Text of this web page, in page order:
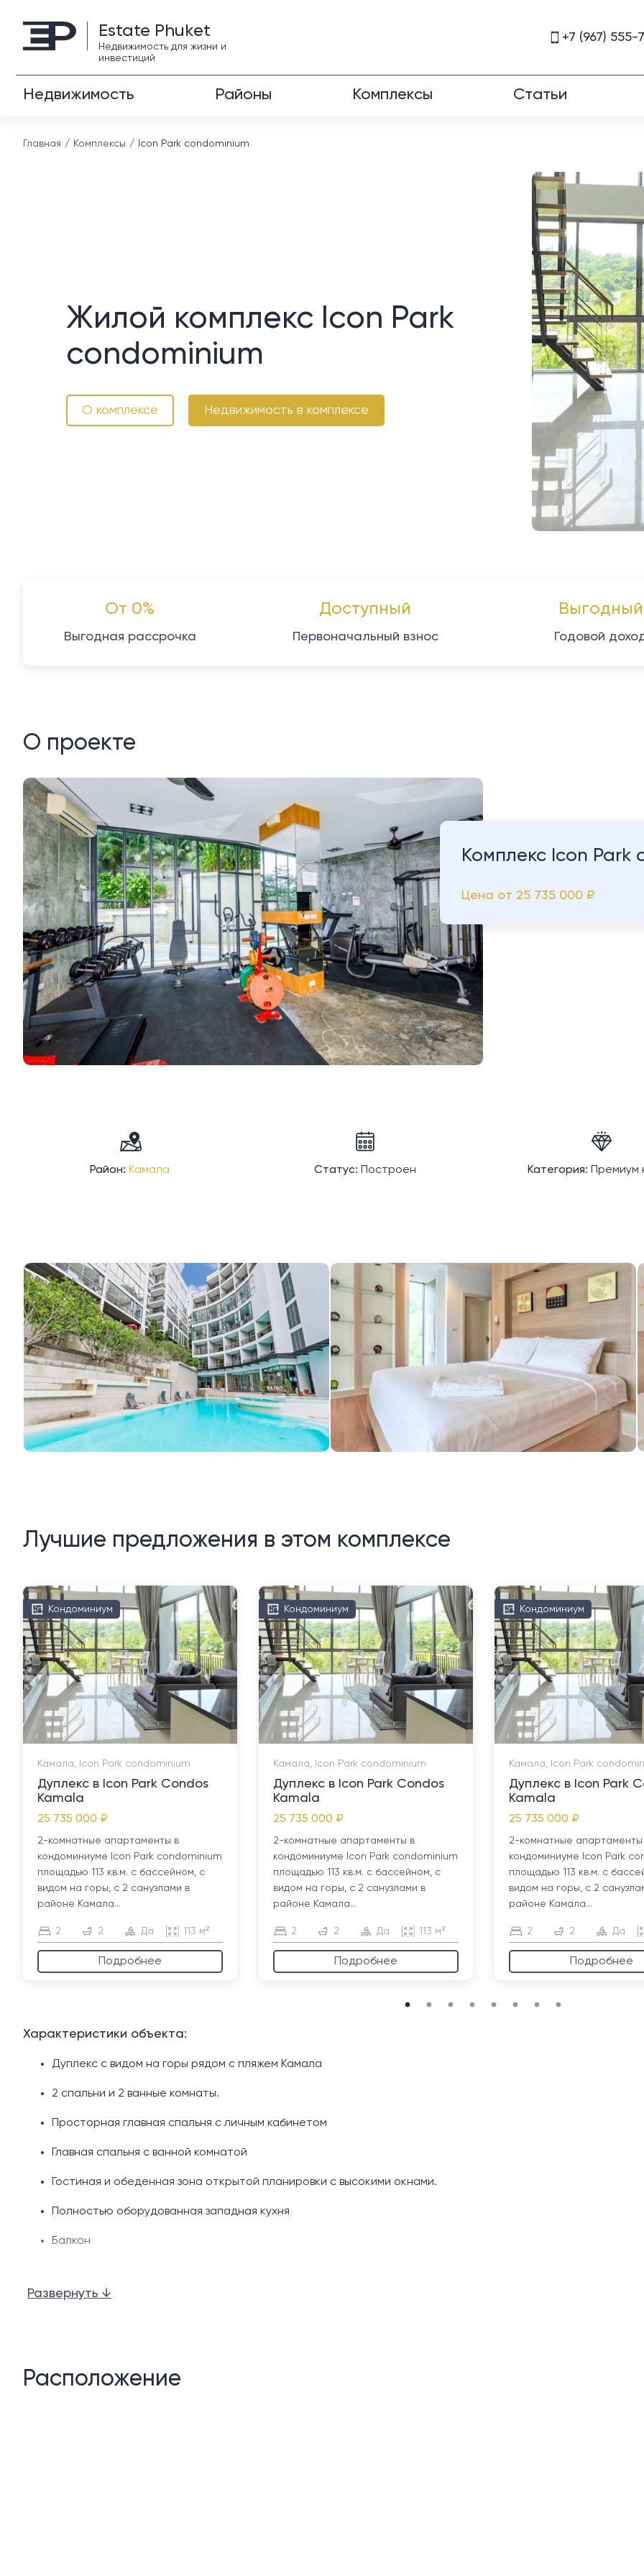
Estate Phuket
Недвижимость для жизни и
инвестиций
+7 (967) 555-
Недвижимость Районы Комплексы Статьи
Главная Комплексы Icon Park condominium
Жилой комплекс Icon Park
condominium
О комплексе Недвижимость в комплексе
От 0%
Выгодная рассрочка
Доступный
Первоначальный взнос
Выгодный
Годовой
О проекте
Комплекс Icon Park
Цена от 25 735 000 ₽
Район: Камала Статус: Построен Категория: Премиум
Лучшие предложения в этом комплексе
Кондоминиум
Камала, Icon Park condominium
Дуплекс в Icon Park Condos
Kamala
25 735 000 ₽
2-комнатные апартаменты в
кондоминиуме Icon Park condominium
площадью 113 кв.м. с бассейном, с
видом на горы, с 2 санузлами в
районе Камала...
2 2 Да 113 м²
Подробнее
Кондоминиум
Камала, Icon Park condominium
Дуплекс в Icon Park Condos
Kamala
25 735 000 ₽
2-комнатные апартаменты в
кондоминиуме Icon Park condominium
площадью 113 кв.м. с бассейном, с
видом на горы, с 2 санузлами в
районе Камала...
2 2 Да 113 м²
Подробнее
Кондоминиум
Камала, Icon Park
Дуплекс в Icon Park
Kamala
25 735 000 ₽
2-комнатные апартаменты
кондоминиуме Icon Park
площадью 113 кв.м. с
видом на горы, с 2
районе Камала...
2 2 Да
Подробнее
Характеристики объекта:
Дуплекс с видом на горы рядом с пляжем Камала
2 спальни и 2 ванные комнаты.
Просторная главная спальня с личным кабинетом
Главная спальня с ванной комнатой
Гостиная и обеденная зона открытой планировки с высокими окнами.
Полностью оборудованная западная кухня
Балкон
Большой общий бассейн
Развернуть ↓
Расположение